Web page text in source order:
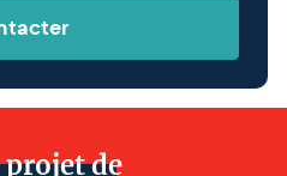
projet de